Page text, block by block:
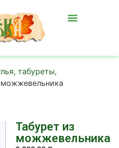
табуреты,
Табурет из
можжевельника